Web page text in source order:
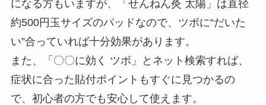
になる方もいますが、「せんねん灸 太陽」は直径
約500円玉サイズのパッドなので、ツボに“だいた
い”合っていれば十分効果があります。
また、「〇〇に効く ツボ」とネット検索すれば、
症状に合った貼付ポイントもすぐに見つかるの
で、初心者の方でも安心して使えます。